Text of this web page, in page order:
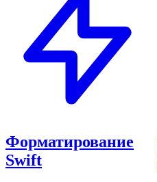
Форматирование
Swift